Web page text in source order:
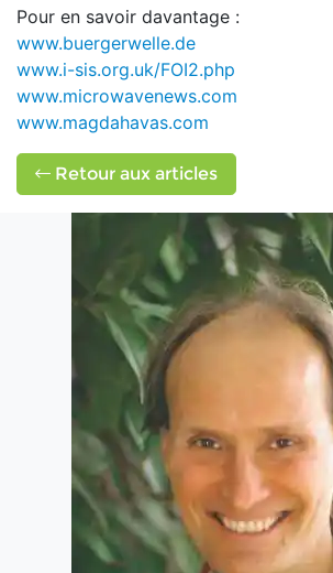
Pour en savoir davantage :
www.buergerwelle.de
www.i-sis.org.uk/FOI2.php
www.microwavenews.com
www.magdahavas.com
Retour aux articles